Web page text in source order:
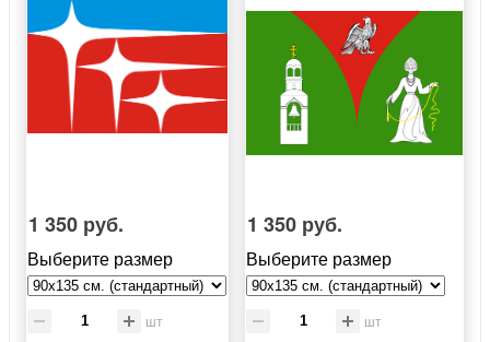
1 350 руб.
Выберите размер
шт
1 350 руб.
Выберите размер
шт